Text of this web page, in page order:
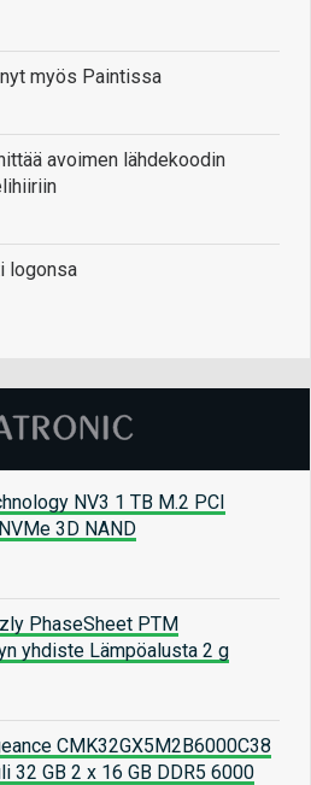
myös Paintissa
avoimen lähdekoodin
logonsa
NV3 1 TB M.2 PCI
3D NAND
PhaseSheet PTM
yhdiste Lämpöalusta 2 g
CMK32GX5M2B6000C38
32 GB 2 x 16 GB DDR5 6000